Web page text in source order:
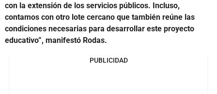
con la extensión de los servicios públicos. Incluso,
contamos con otro lote cercano que también reúne las
condiciones necesarias para desarrollar este proyecto
educativo”, manifestó Rodas.
PUBLICIDAD